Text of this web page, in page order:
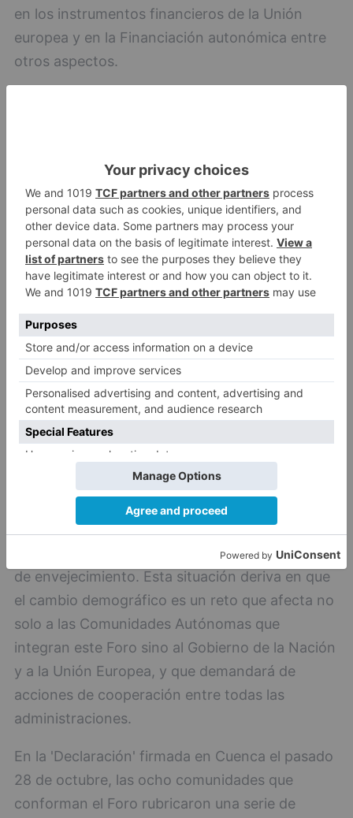
en los instrumentos financieros de la Unión
europea y en la Financiación autonómica entre
otros aspectos.
Castilla y León ha sido una de las impulsoras del
Demográficos' del que en la actualidad forman
parte, además de Castilla y León, las
comunidades de Galicia, Asturias, Aragón,
Castilla-La Mancha, Extremadura, Cantabria y
La Rioja.
El consejero de Empleo ha trasladado a los
miembros del consejo el contenido de la
declaración institucional del 'Foro de Regiones
con Desafíos Demográficos' que se aprobó el
pasado 28 de octubre en Cuenca. Todas las
comunidades autónomas del foro tienen
problemas similares en materia demográfica: un
crecimiento natural negativo, derivado de una
menor tasa de natalidad, unido a la disminución
del número de jóvenes y a un acusado proceso
de envejecimiento. Esta situación deriva en que
el cambio demográfico es un reto que afecta no
solo a las Comunidades Autónomas que
integran este Foro sino al Gobierno de la Nación
y a la Unión Europea, y que demandará de
acciones de cooperación entre todas las
administraciones.
En la 'Declaración' firmada en Cuenca el pasado
28 de octubre, las ocho comunidades que
conforman el Foro rubricaron una serie de